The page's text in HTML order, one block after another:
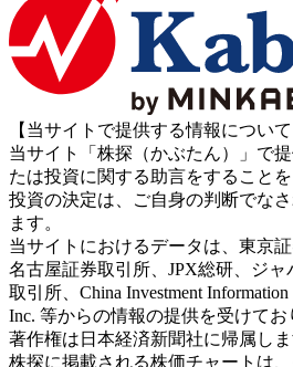
【当サイトで提供する情報について
当サイト「株探（かぶたん）」で
たは投資に関する助言をすること
投資の決定は、ご自身の判断でな
ます。
当サイトにおけるデータは、東京
名古屋証券取引所、JPX総研、ジ
取引所、China Investment
Inc. 等からの情報の提供を受けて
著作権は日本経済新聞社に帰属しま
株探に掲載される株価チャートは